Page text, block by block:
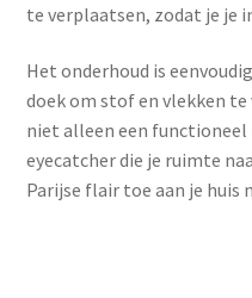
te verplaatsen, zodat je je
Het onderhoud is
doek om stof en vlekken
niet alleen een functioneel
eyecatcher die je ruimte
Parijse flair toe aan je huis